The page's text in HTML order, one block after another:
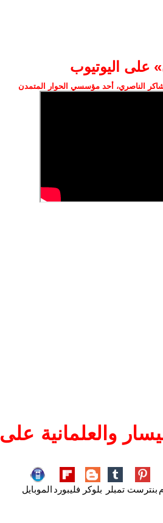
على اليوتيوب
الناصري، أحد مؤسسي الحوار المتمدن
والعلمانية على
بنترست تمبلر بلوكر فليبورد الموبايل